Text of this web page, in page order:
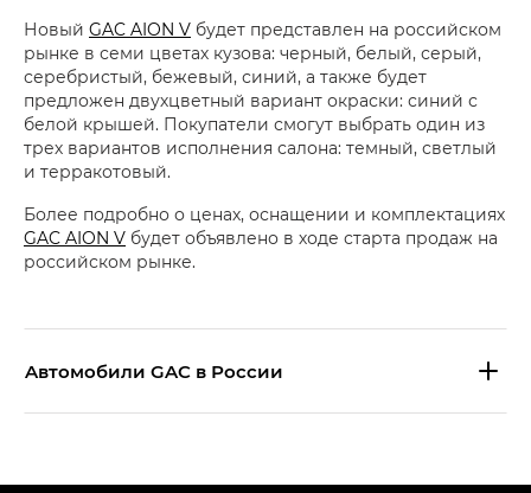
Новый GAC AION V будет представлен на российском
рынке в семи цветах кузова: черный, белый, серый,
серебристый, бежевый, синий, а также будет
предложен двухцветный вариант окраски: синий с
белой крышей. Покупатели смогут выбрать один из
трех вариантов исполнения салона: темный, светлый
и терракотовый.
Более подробно о ценах, оснащении и комплектациях
GAC AION V будет объявлено в ходе старта продаж на
российском рынке.
Aвтомобили GAC в России
Эс Икс ПРЕМИУМ — SX PREMIUM